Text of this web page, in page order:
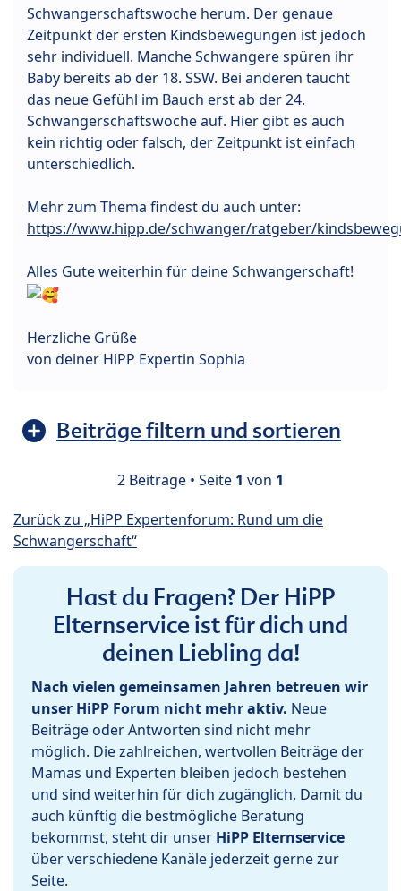
Schwangerschaftswoche herum. Der genaue
Zeitpunkt der ersten Kindsbewegungen ist jedoch
sehr individuell. Manche Schwangere spüren ihr
Baby bereits ab der 18. SSW. Bei anderen taucht
das neue Gefühl im Bauch erst ab der 24.
Schwangerschaftswoche auf. Hier gibt es auch
kein richtig oder falsch, der Zeitpunkt ist einfach
unterschiedlich.
Mehr zum Thema findest du auch unter:
https://www.hipp.de/schwanger/ratgeber/
Alles Gute weiterhin für deine Schwangerschaft!
Herzliche Grüße
von deiner HiPP Expertin Sophia
Beiträge filtern und sortieren
2 Beiträge • Seite 1 von 1
Zurück zu „HiPP Expertenforum: Rund um die
Schwangerschaft“
Hast du Fragen? Der HiPP
Elternservice ist für dich und
deinen Liebling da!
Nach vielen gemeinsamen Jahren betreuen wir
unser HiPP Forum nicht mehr aktiv. Neue
Beiträge oder Antworten sind nicht mehr
möglich. Die zahlreichen, wertvollen Beiträge der
Mamas und Experten bleiben jedoch bestehen
und sind weiterhin für dich zugänglich. Damit du
auch künftig die bestmögliche Beratung
bekommst, steht dir unser HiPP Elternservice
über verschiedene Kanäle jederzeit gerne zur
Seite.